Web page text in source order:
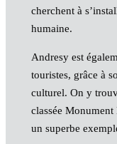
cherchent à
humaine.
Andresy est
touristes, grâce à
culturel. On y
classée
un superbe